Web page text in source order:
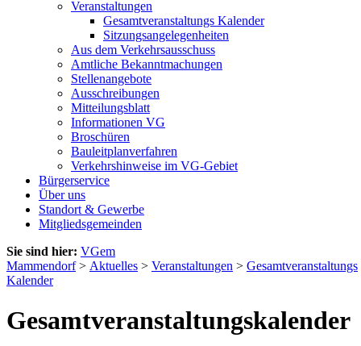
Veranstaltungen
Gesamtveranstaltungs Kalender
Sitzungsangelegenheiten
Aus dem Verkehrsausschuss
Amtliche Bekanntmachungen
Stellenangebote
Ausschreibungen
Mitteilungsblatt
Informationen VG
Broschüren
Bauleitplanverfahren
Verkehrshinweise im VG-Gebiet
Bürgerservice
Über uns
Standort & Gewerbe
Mitgliedsgemeinden
Sie sind hier: VGem
Mammendorf> Aktuelles > Veranstaltungen > Gesamtveranstaltungs
Kalender
Gesamtveranstaltungskalender